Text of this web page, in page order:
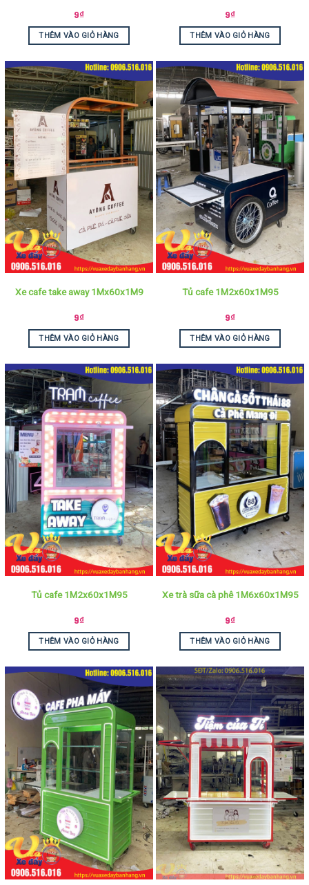
9₫
THÊM VÀO GIỎ HÀNG
9₫
THÊM VÀO GIỎ HÀNG
Xe cafe take away 1Mx60x1M9
9₫
THÊM VÀO GIỎ HÀNG
Tủ cafe 1M2x60x1M95
9₫
THÊM VÀO GIỎ HÀNG
Tủ cafe 1M2x60x1M95
9₫
THÊM VÀO GIỎ HÀNG
Xe trà sữa cà phê 1M6x60x1M95
9₫
THÊM VÀO GIỎ HÀNG